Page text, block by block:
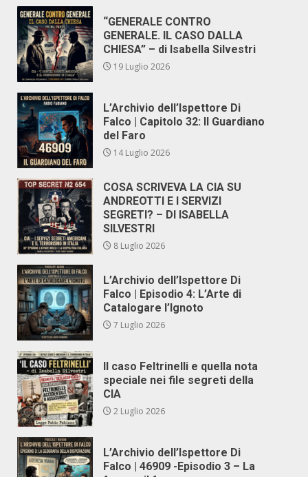
“GENERALE CONTRO
GENERALE. IL CASO DALLA
CHIESA” – di Isabella Silvestri
19 Luglio 2026
L’Archivio dell’Ispettore Di
Falco | Capitolo 32: Il Guardiano
del Faro
14 Luglio 2026
COSA SCRIVEVA LA CIA SU
ANDREOTTI E I SERVIZI
SEGRETI? – DI ISABELLA
SILVESTRI
8 Luglio 2026
L’Archivio dell’Ispettore Di
Falco | Episodio 4: L’Arte di
Catalogare l’Ignoto
7 Luglio 2026
Il caso Feltrinelli e quella nota
speciale nei file segreti della
CIA
2 Luglio 2026
L’Archivio dell’Ispettore Di
Falco | 46909 -Episodio 3 – La